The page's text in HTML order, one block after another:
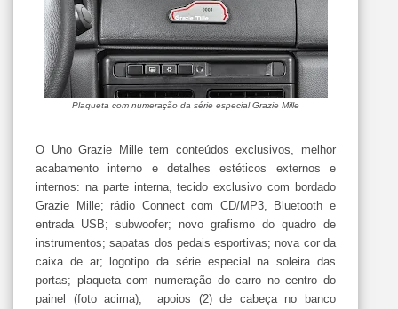
Plaqueta com numeração da série especial Grazie Mille
O Uno Grazie Mille tem conteúdos exclusivos, melhor
acabamento interno e detalhes estéticos externos e
internos: na parte interna, tecido exclusivo com bordado
Grazie Mille; rádio Connect com CD/MP3, Bluetooth e
entrada USB; subwoofer; novo grafismo do quadro de
instrumentos; sapatas dos pedais esportivas; nova cor da
caixa de ar; logotipo da série especial na soleira das
portas; plaqueta com numeração do carro no centro do
painel (foto acima); apoios (2) de cabeça no banco